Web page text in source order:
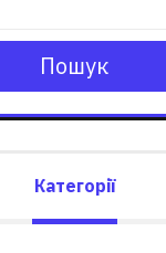
Пошук
Категорії